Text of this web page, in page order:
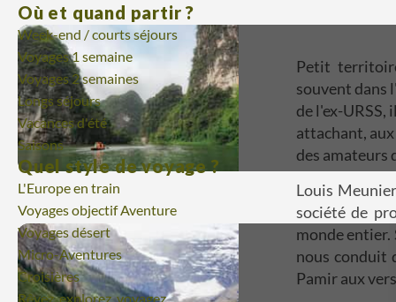
Où et quand partir ?
Week-end / courts séjours
Voyages 1 semaine
Voyages 2 semaines
Longs séjours
Vacances d'été
Saisons
Quel style de voyage ?
L'Europe en train
Voyages objectif Aventure
Voyages désert
Micro-Aventures
Croisières
Rêvez, explorez, voyagez
Petit
souvent dans
de l'ex-URSS,
attachant,
des amateurs
Louis
société de
monde
nous conduit
Pamir aux